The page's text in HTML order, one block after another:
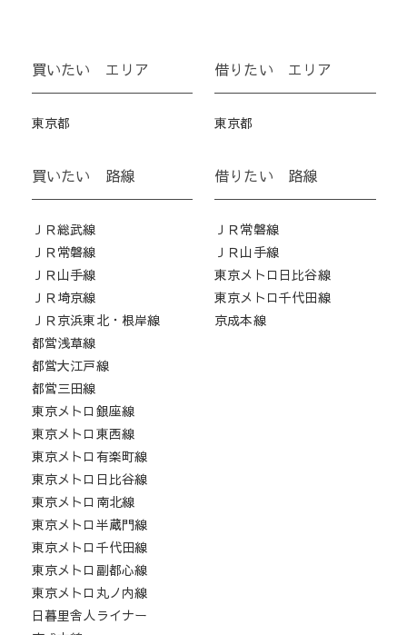
買いたい エリア
東京都
買いたい 路線
ＪＲ総武線
ＪＲ常磐線
ＪＲ山手線
ＪＲ埼京線
ＪＲ京浜東北・根岸線
都営浅草線
都営大江戸線
都営三田線
東京メトロ銀座線
東京メトロ東西線
東京メトロ有楽町線
東京メトロ日比谷線
東京メトロ南北線
東京メトロ半蔵門線
東京メトロ千代田線
東京メトロ副都心線
東京メトロ丸ノ内線
日暮里舎人ライナー
借りたい エリア
東京都
借りたい 路線
ＪＲ常磐線
ＪＲ山手線
東京メトロ日比谷線
東京メトロ千代田線
京成本線